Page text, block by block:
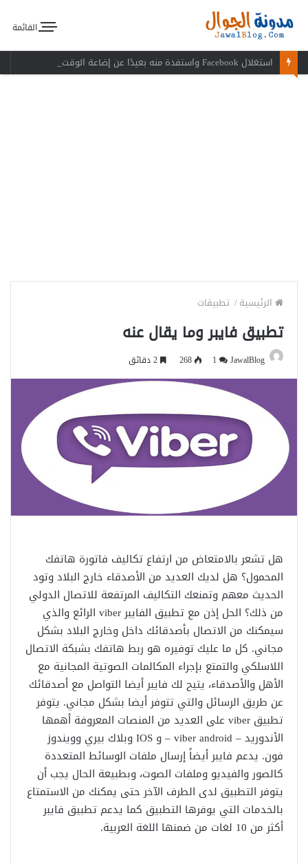
القائمة
استغلال Facebook واستفدة منه بعيدًا عن إضاعة الوقت
الرئيسية/ تطبيقات
تطبيق فايبر وما يقال عنه
JawalBlog
268
هل تشعر بالامتعاض من ارتفاع تكاليف فاتورة هاتفك
المحمول؟ هل لديك العديد من الأصدقاء خارج البلاد وتود
الحديث معهم وتمنعك التكاليف المرتفعة للاتصال الدولي
من ذلك؟ الحل إذن مع تطبيق الفايبر viber الرائع والذي
سيمكنك من الاتصال بأصدقائك داخل وخارج البلاد بشكل
مجاني. كل ما عليك توفيره هو ربط هاتفك بشبكة الاتصال
اللاسلكي والتمتع بإجراء المكالمات الصوتية المجانية مع
الأهل والأصدقاء، يتيح لك فايبر أيضا التواصل مع أصدقائك
عن طريق الرسائل والتي تتوفر أيضا بشكل مجاني. يتوفر
تطبيق viber على العديد من المنصات المعروفة أهمها
الأندوريد – viber android – و IOS وبلاك بيري وويندوز
فون. يدعم فايبر أيضاً إرسال ملفات الوسائط المتعددة
كالصور والفيديو وملفات الصوت، وبطبيعة الحال يجب أن
يتوفر التطبيق لدى الطرف الآخر حتى يمكنك من الاستمتاع
بالخدمات التي يوفرها التطبيق كما يدعم تطبيق فايبر
أكثر من 10 لغات من ضمنها اللغة العربية.